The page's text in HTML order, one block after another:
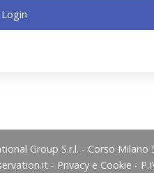
Login
Group S.r.l. - Corso Milano
- Privacy e Cookie -